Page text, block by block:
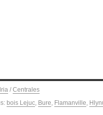
/ Centrales
bois Lejuc Bure Flamanville